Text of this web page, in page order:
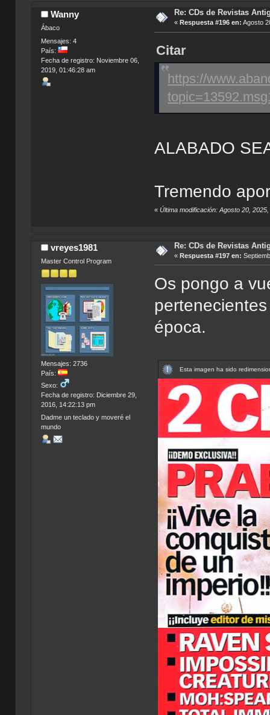
Wanny
Ábaco
Mensajes: 4
País:
Fecha de registro: Noviembre 06,
2019, 01:46:28 am
Re: CDs de Revistas
« Respuesta #196 en: Agosto
Citar
https://
ALABADO
Tremendo
«Última modificación: Agosto 20,
vreyes1981
Master Control Program
Mensajes: 2736
País:
Sexo:
Fecha de registro: Diciembre 29,
2016, 14:22:13 pm
Dadme un teclado y moveré el
mundo
Re: CDs de Revistas
« Respuesta #197 en:
Os pongo a
época.
Esta imagen ha sido